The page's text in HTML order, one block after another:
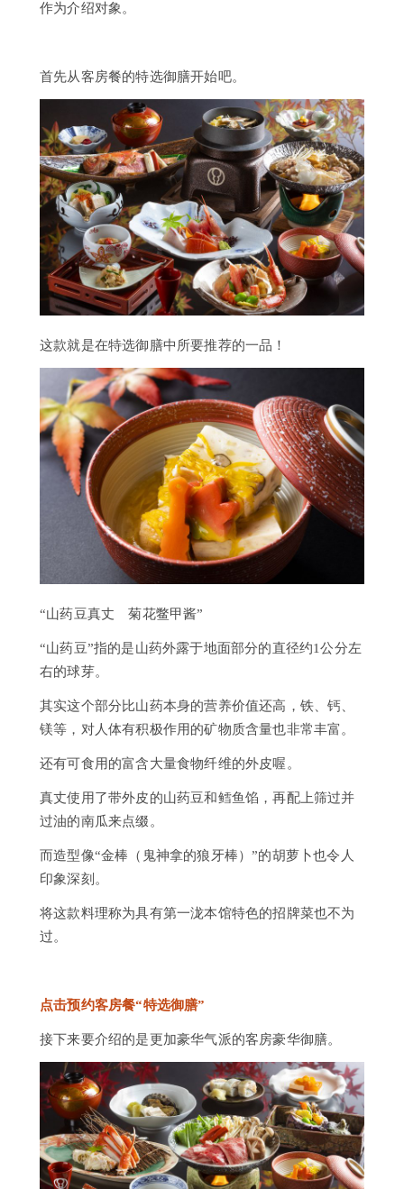
作为介绍对象。
首先从客房餐的特选御膳开始吧。
这款就是在特选御膳中所要推荐的一品！
“山药豆真丈 菊花鳖甲酱”
“山药豆”指的是山药外露于地面部分的直径约1公分左
右的球芽。
其实这个部分比山药本身的营养价值还高，铁、钙、
镁等，对人体有积极作用的矿物质含量也非常丰富。
还有可食用的富含大量食物纤维的外皮喔。
真丈使用了带外皮的山药豆和鳕鱼馅，再配上筛过并
过油的南瓜来点缀。
而造型像“金棒（鬼神拿的狼牙棒）”的胡萝卜也令人
印象深刻。
将这款料理称为具有第一泷本馆特色的招牌菜也不为
过。
点击预约客房餐“特选御膳”
接下来要介绍的是更加豪华气派的客房豪华御膳。